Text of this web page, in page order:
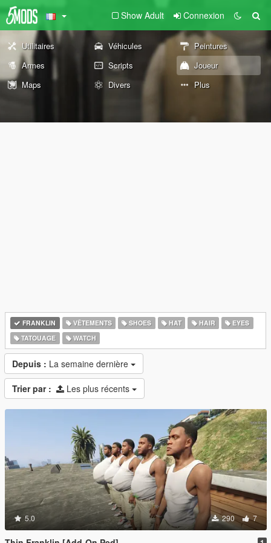
Show Adult Connexion
Utilitaires Véhicules
Peintures
Armes
Scripts
Joueur
Maps
Divers Plus
FRANKLIN VÊTEMENTS SHOES HAT HAIR
EYES
TATOUAGE
WATCH
Depuis : La semaine dernière
Trier par : Les plus récents
5.0 290 7